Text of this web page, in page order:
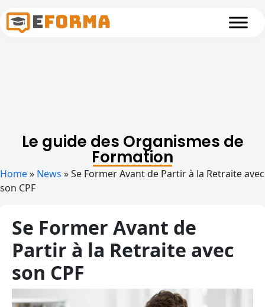
Le guide des Organismes de
Formation
Home» News »Se Former Avant de Partir à la Retraite avec
son CPF
Se Former Avant de
Partir à la Retraite avec
son CPF